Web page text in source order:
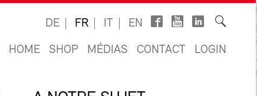
DE FR IT EN
HOME SHOP MÉDIAS CONTACT LOGIN